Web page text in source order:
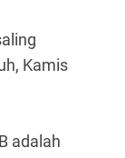
Kamis
adalah